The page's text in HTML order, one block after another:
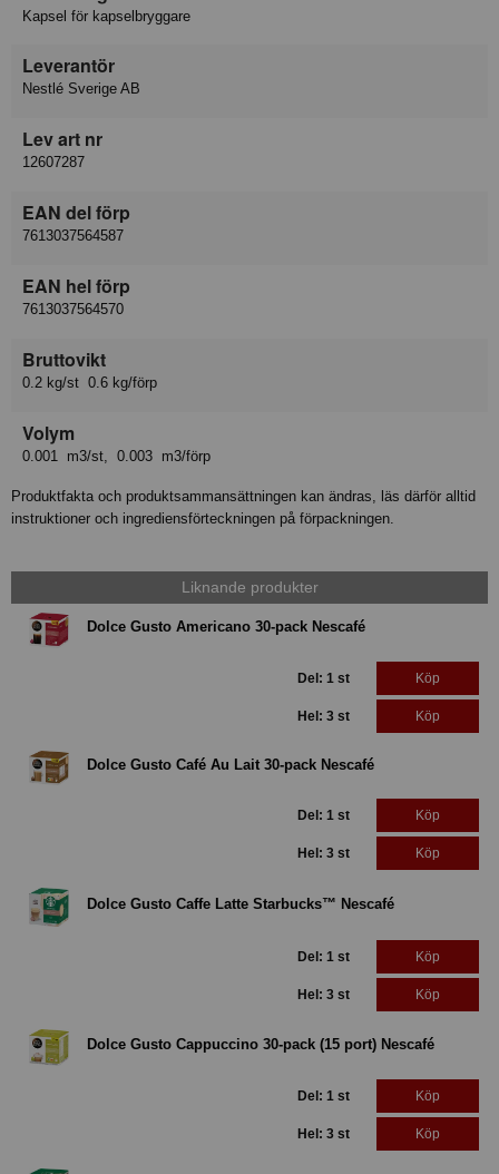
Kapsel för kapselbryggare
Leverantör
Nestlé Sverige AB
Lev art nr
12607287
EAN del förp
7613037564587
EAN hel förp
7613037564570
Bruttovikt
0.2 kg/st 0.6 kg/förp
Volym
0.001 m3/st, 0.003 m3/förp
Produktfakta och produktsammansättningen kan ändras, läs därför alltid
instruktioner och ingrediensförteckningen på förpackningen.
Liknande produkter
Dolce Gusto Americano 30-pack Nescafé
Del: 1 st Köp
Hel: 3 st Köp
Dolce Gusto Café Au Lait 30-pack Nescafé
Del: 1 st Köp
Hel: 3 st Köp
Dolce Gusto Caffe Latte Starbucks™ Nescafé
Del: 1 st Köp
Hel: 3 st Köp
Dolce Gusto Cappuccino 30-pack (15 port) Nescafé
Del: 1 st Köp
Hel: 3 st Köp